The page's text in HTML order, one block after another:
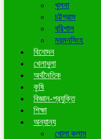
খুলনা
চট্টগ্রাম
বরিশাল
ময়মনসিংহ
বিনোদন
খেলাধুলা
অর্থনৈতিক
কৃষি
বিজ্ঞান-প্রযুক্তি
শিক্ষা
অন্যান্য
খোলা কলাম